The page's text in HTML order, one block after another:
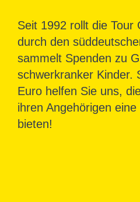
Seit 1992 rollt die Tour
durch den
sammelt Spenden zu
schwerkranker Kinder.
Euro helfen Sie uns,
ihren Angehörigen
bieten!